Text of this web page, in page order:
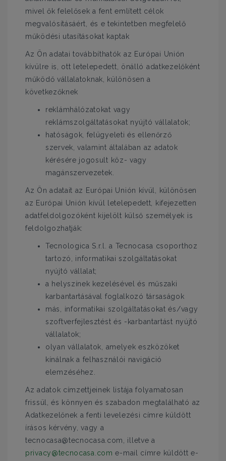
mivel ők felelősek a fent említett célok
megvalósításáért, és e tekintetben megfelelő
működési utasításokat kaptak
Az Ön adatai továbbíthatók az Európai Unión
kívülre is, ott letelepedett, önálló adatkezelőként
működő vállalatoknak, különösen a
következőknek
reklámhálózatokat vagy
reklámszolgáltatásokat nyújtó vállalatok;
hatóságok, felügyeleti és ellenőrző
szervek, valamint általában az adatok
kérésére jogosult köz- vagy
magánszervezetek.
Az Ön adatait az Európai Unión kívül, különösen
az Európai Unión kívül letelepedett, kifejezetten
adatfeldolgozóként kijelölt külső személyek is
feldolgozhatják:
Tecnologica S.r.l. a Tecnocasa csoporthoz
tartozó, informatikai szolgáltatásokat
nyújtó vállalat;
a helyszínek kezelésével és műszaki
karbantartásával foglalkozó társaságok
más, informatikai szolgáltatásokat és/vagy
szoftverfejlesztést és -karbantartást nyújtó
vállalatok;
olyan vállalatok, amelyek eszközöket
kínálnak a felhasználói navigáció
elemzéséhez.
Az adatok címzettjeinek listája folyamatosan
frissül, és könnyen és szabadon megtalálható az
Adatkezelőnek a fenti levelezési címre küldött
írásos kérvény, vagy a
tecnocasa@tecnocasa.com, illetve a
privacy@tecnocasa.com e-mail címre küldött e-